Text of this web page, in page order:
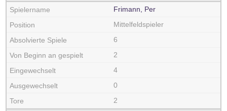
Frimann, Per
Mittelfeldspieler
6
2
4
0
2